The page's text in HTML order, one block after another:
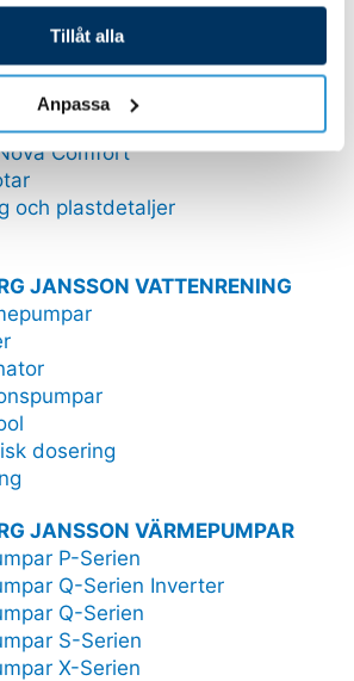
Tillåt alla
Anpassa
JANSSON RESERVDELAR
Comfort
och plastdetaljer
JANSSON VATTENRENING
dosering
JANSSON VÄRMEPUMPAR
P-Serien
Q-Serien Inverter
Q-Serien
S-Serien
X-Serien